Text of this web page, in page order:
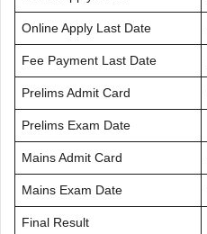
Online Apply Last Date
Fee Payment Last Date
Prelims Admit Card
Prelims Exam Date
Mains Admit Card
Mains Exam Date
Final Result